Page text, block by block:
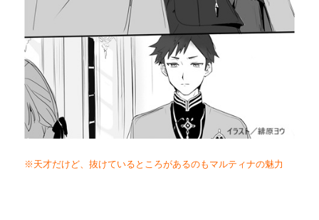
※天才だけど、抜けているところがあるのもマルティナの魅力